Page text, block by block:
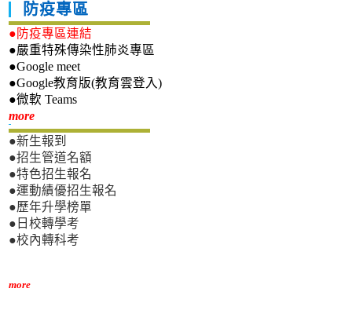
防疫專區
●防疫專區連結
●嚴重特殊傳染性肺炎專區
●Google meet
●Google教育版(教育雲登入)
●微軟 Teams
more新生專區
●新生報到
●招生管道名額
●特色招生報名
●運動績優招生報名
●歷年升學榜單
●日校轉學考
●校內轉科考
more